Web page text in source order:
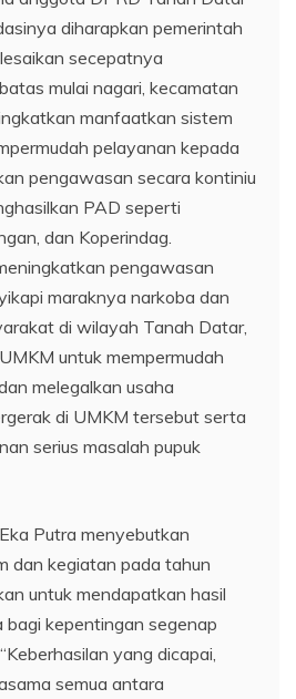
diharapkan pemerintah
secepatnya
mulai nagari, kecamatan
manfaatkan sistem
pelayanan kepada
pengawasan secara kontiniu
PAD seperti
dan Koperindag.
pengawasan
maraknya narkoba dan
di wilayah Tanah Datar,
untuk mempermudah
melegalkan usaha
di UMKM tersebut serta
serius masalah pupuk
Putra menyebutkan
dan kegiatan pada tahun
untuk mendapatkan hasil
kepentingan segenap
yang dicapai,
semua antara